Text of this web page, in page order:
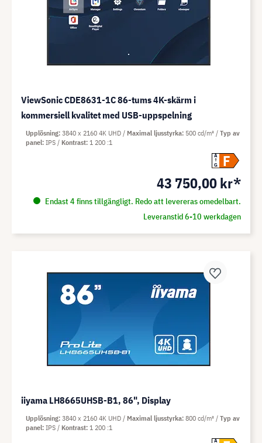
ViewSonic CDE8631-1C 86-tums 4K-skärm i
kommersiell kvalitet med USB-uppspelning
A
G
F
43 750,00 kr*
Endast 4 finns tillgängligt. Redo att levereras omedelbart.
Leveranstid 6-10 werkdagen
Upplösning 3840 x 2160 4K UHD Maximal ljusstyrka 500 cd/m²
Typ av
panel IPS Kontrast 1 200 :1
iiyama LH8665UHSB-B1, 86", Display
A
Upplösning 3840 x 2160 4K UHD Maximal ljusstyrka 800 cd/m²
Typ av
panel IPS Kontrast 1 200 :1